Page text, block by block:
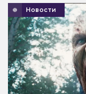
Новости